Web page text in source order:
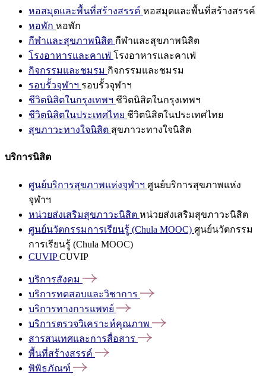
หอสมุดและพื้นที่สร้างสรรค์ หอสมุดและพื้นที่สร้างสรรค์
หอพัก หอพัก
กีฬาและสุขภาพนิสิต กีฬาและสุขภาพนิสิต
โรงอาหารและคาเฟ่ โรงอาหารและคาเฟ่
กิจกรรมและชมรม กิจกรรมและชมรม
รอบรั้วจุฬาฯ รอบรั้วจุฬาฯ
ชีวิตนิสิตในกรุงเทพฯ ชีวิตนิสิตในกรุงเทพฯ
ชีวิตนิสิตในประเทศไทย ชีวิตนิสิตในประเทศไทย
สุขภาวะทางใจนิสิต สุขภาวะทางใจนิสิต
บริการนิสิต
ศูนย์บริการสุขภาพแห่งจุฬาฯ ศูนย์บริการสุขภาพแห่ง
จุฬาฯ
หน่วยส่งเสริมสุขภาวะนิสิต หน่วยส่งเสริมสุขภาวะนิสิต
ศูนย์นวัตกรรมการเรียนรู้ (Chula MOOC) ศูนย์นวัตกรรม
การเรียนรู้ (Chula MOOC)
CUVIPCUVIP
บริการสังคม
บริการทดสอบและวิชาการ
บริการทางการแพทย์
บริการตรวจวิเคราะห์คุณภาพ
สารสนเทศและการสื่อสาร
พื้นที่สร้างสรรค์
พิพิธภัณฑ์